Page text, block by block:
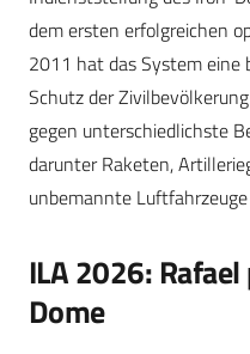
dem ersten erfolgreichen
2011 hat das System eine
Schutz der
gegen unterschiedlichste
darunter Raketen,
unbemannte Luftfahrzeuge
ILA 2026:
Dome